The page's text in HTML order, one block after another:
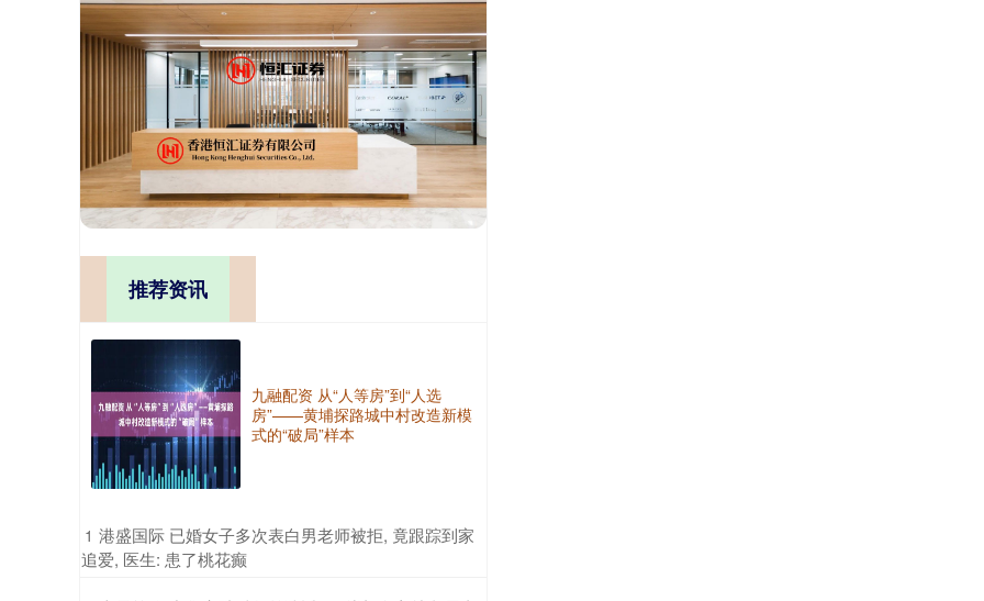
推荐资讯
九融配资 从“人等房”到“人选
房”——黄埔探路城中村改造新模
式的“破局”样本
1 ​港盛国际 已婚女子多次表白男老师被拒, 竟跟踪到家
追爱, 医生: 患了桃花癫